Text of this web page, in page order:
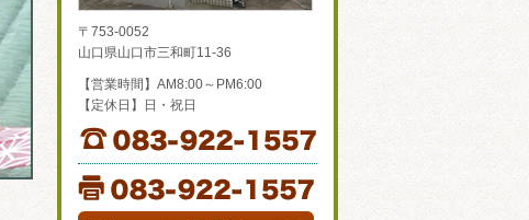
〒753-0052
山口県山口市三和町11-36
【営業時間】AM8:00～PM6:00
【定休日】日・祝日